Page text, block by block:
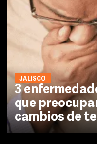
JALISCO
3
que
cambios de